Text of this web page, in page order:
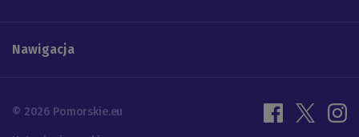
Nawigacja
© 2026 Pomorskie.eu